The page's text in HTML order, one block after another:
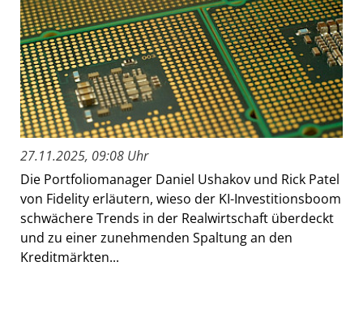
27.11.2025, 09:08 Uhr
Die Portfoliomanager Daniel Ushakov und Rick Patel
von Fidelity erläutern, wieso der KI-Investitionsboom
schwächere Trends in der Realwirtschaft überdeckt
und zu einer zunehmenden Spaltung an den
Kreditmärkten...